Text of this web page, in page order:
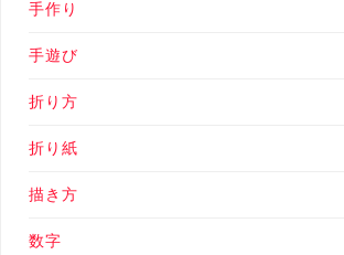
手作り
手遊び
折り方
折り紙
描き方
数字